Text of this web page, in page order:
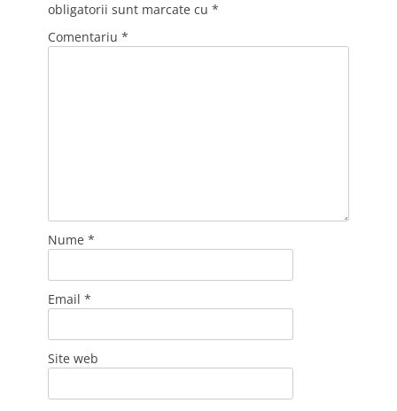
obligatorii sunt marcate cu *
Comentariu *
Nume *
Email *
Site web